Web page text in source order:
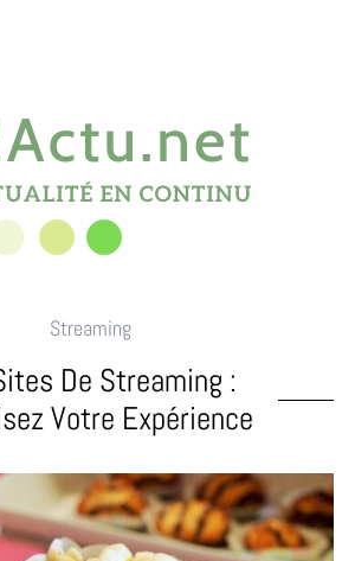
Streaming
De Streaming :
Votre Expérience